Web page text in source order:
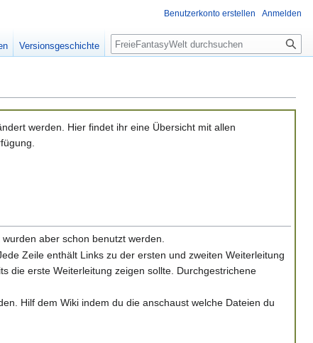
werden. Hier findet ihr eine Übersicht mit allen
aber schon benutzt werden.
Zeile enthält Links zu der ersten und zweiten Weiterleitung
die erste Weiterleitung zeigen sollte. Durchgestrichene
Hilf dem Wiki indem du die anschaust welche Dateien du
Benutzerkonto erstellen Anmelden
Versionsgeschichte
Suche